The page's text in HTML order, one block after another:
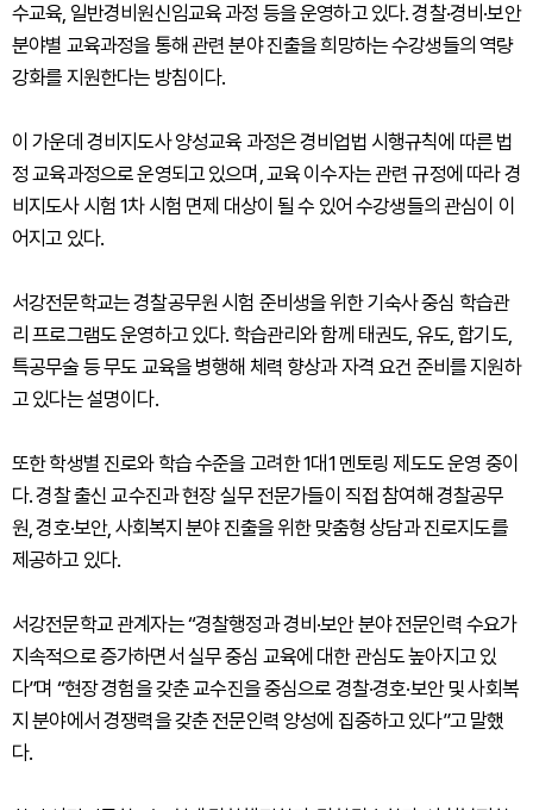
수교육, 일반경비원신임교육 과정 등을 운영하고 있다. 경찰·경비·보안
분야별 교육과정을 통해 관련 분야 진출을 희망하는 수강생들의 역량
강화를 지원한다는 방침이다.
이 가운데 경비지도사 양성교육 과정은 경비업법 시행규칙에 따른 법
정 교육과정으로 운영되고 있으며, 교육 이수자는 관련 규정에 따라 경
비지도사 시험 1차 시험 면제 대상이 될 수 있어 수강생들의 관심이 이
어지고 있다.
서강전문학교는 경찰공무원 시험 준비생을 위한 기숙사 중심 학습관
리 프로그램도 운영하고 있다. 학습관리와 함께 태권도, 유도, 합기도,
특공무술 등 무도 교육을 병행해 체력 향상과 자격 요건 준비를 지원하
고 있다는 설명이다.
또한 학생별 진로와 학습 수준을 고려한 1대1 멘토링 제도도 운영 중이
다. 경찰 출신 교수진과 현장 실무 전문가들이 직접 참여해 경찰공무
원, 경호·보안, 사회복지 분야 진출을 위한 맞춤형 상담과 진로지도를
제공하고 있다.
서강전문학교 관계자는 “경찰행정과 경비·보안 분야 전문인력 수요가
지속적으로 증가하면서 실무 중심 교육에 대한 관심도 높아지고 있
다”며 “현장 경험을 갖춘 교수진을 중심으로 경찰·경호·보안 및 사회복
지 분야에서 경쟁력을 갖춘 전문인력 양성에 집중하고 있다”고 말했
다.